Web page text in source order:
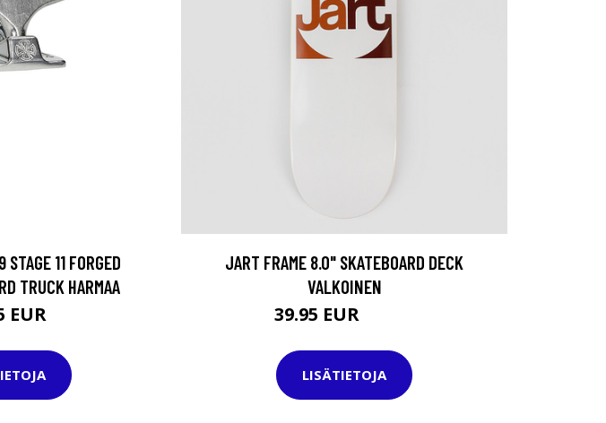
11 FORGED
TRUCK HARMAA
EUR
JART FRAME 8.0" SKATEBOARD DECK
VALKOINEN
39.95 EUR
LISÄTIETOJA